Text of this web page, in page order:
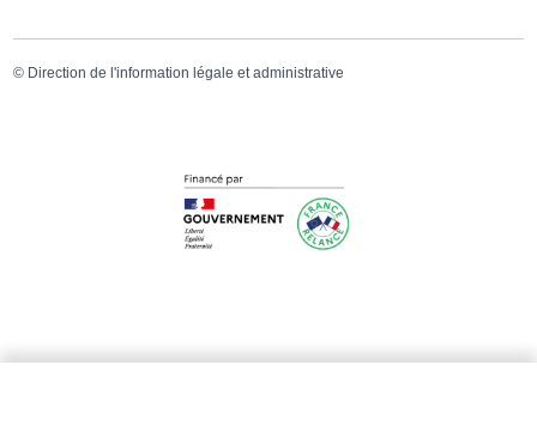
© Direction de l'information légale et administrative